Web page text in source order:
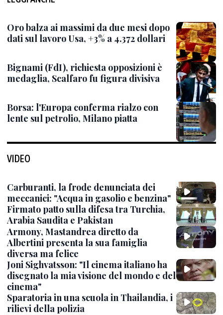
Oro balza ai massimi da due mesi dopo
dati sul lavoro Usa, +3% a 4.372 dollari
Bignami (FdI), richiesta opposizioni è
medaglia, Scalfaro fu figura divisiva
Borsa: l'Europa conferma rialzo con
lente sul petrolio, Milano piatta
VIDEO
Carburanti, la frode denunciata dei
meccanici: "Acqua in gasolio e benzina"
Firmato patto sulla difesa tra Turchia,
Arabia Saudita e Pakistan
Armony, Mastandrea diretto da
Albertini presenta la sua famiglia
diversa ma felice
Joni Sighvatsson: "Il cinema italiano ha
disegnato la mia visione del mondo e del
cinema"
Sparatoria in una scuola in Thailandia, i
rilievi della polizia